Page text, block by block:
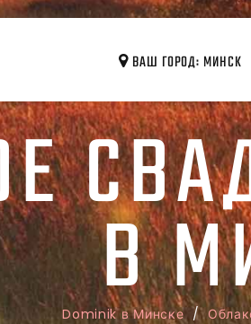
ВАШ ГОРОД: МИНСК
В
Dominik в Минске/